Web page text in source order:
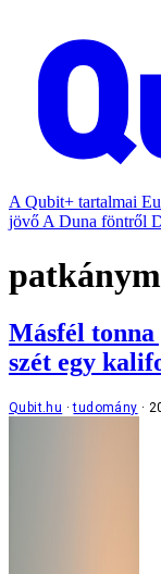
A Qubit+ tartalmai
jövő A Duna föntről
Másfél
szét egy
Qubit.hu tudomány